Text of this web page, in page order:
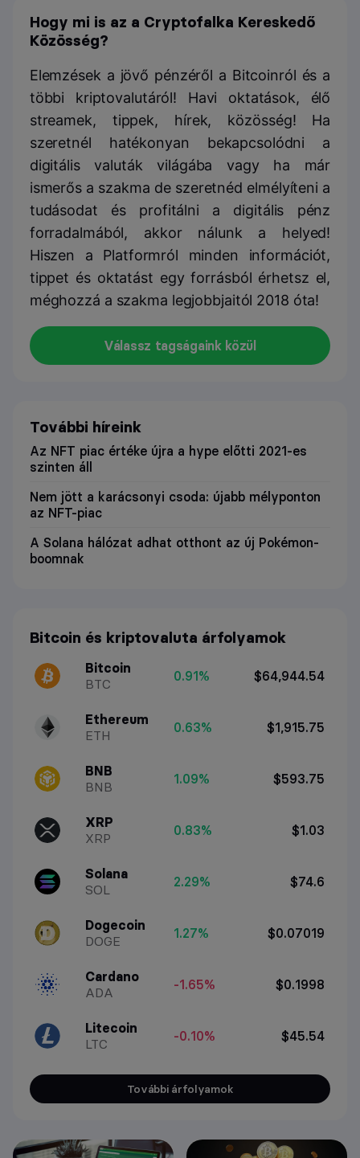
Hogy mi is az a Cryptofalka Kereskedő
Közösség?
Elemzések a jövő pénzéről a Bitcoinról és a
többi kriptovalutáról! Havi oktatások, élő
streamek, tippek, hírek, közösség! Ha
szeretnél hatékonyan bekapcsolódni a
digitális valuták világába vagy ha már
ismerős a szakma de szeretnéd elmélyíteni a
tudásodat és profitálni a digitális pénz
forradalmából, akkor nálunk a helyed!
Hiszen a Platformról minden információt,
tippet és oktatást egy forrásból érhetsz el,
méghozzá a szakma legjobbjaitól 2018 óta!
Válassz tagságaink közül
További híreink
Az NFT piac értéke újra a hype előtti 2021-es
szinten áll
Nem jött a karácsonyi csoda: újabb mélyponton
az NFT-piac
A Solana hálózat adhat otthont az új Pokémon-
boomnak
Bitcoin és kriptovaluta árfolyamok
Bitcoin
BTC
0.91% $64,944.54
Ethereum
ETH
0.63% $1,915.75
BNB
BNB
1.09% $593.75
XRP
XRP
0.83% $1.03
Solana
SOL
2.29% $74.6
Dogecoin
DOGE
1.27% $0.07019
Cardano
ADA
-1.65% $0.1998
Litecoin
LTC
-0.10% $45.54
További árfolyamok